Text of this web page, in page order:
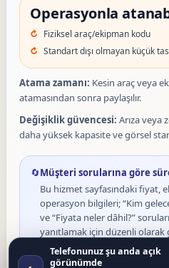
Operasyonla
Fiziksel araç/ekipman kodu
Standart dışı olmayan küçük
Atama zamanı: Kesin araç veya
atamasından sonra paylaşılır.
Değişiklik güvencesi: Arıza veya
daha yüksek kapasite ve görsel
🔄Müşteri sorularına göre
Bu hizmet sayfasındaki fiyat,
operasyon bilgileri; “Kim
ve “Fiyata neler dâhil?”
yanıtlamak için düzenli olarak
Telefonunuz şu anda açık
görünümde